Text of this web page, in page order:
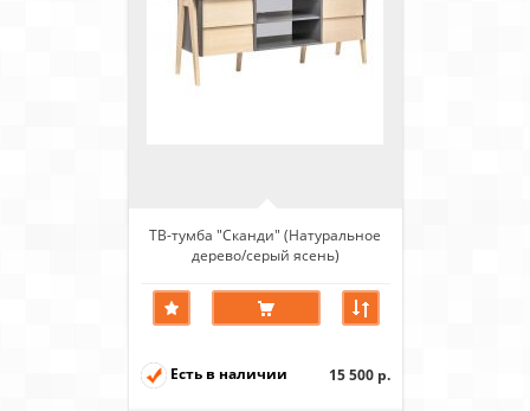
ТВ-тумба "Сканди" (Натуральное
дерево/серый ясень)
Есть в наличии 15 500 р.